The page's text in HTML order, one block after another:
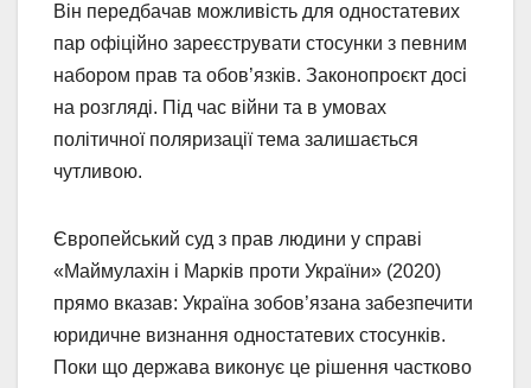
Він передбачав можливість для одностатевих
пар офіційно зареєструвати стосунки з певним
набором прав та обов’язків. Законопроєкт досі
на розгляді. Під час війни та в умовах
політичної поляризації тема залишається
чутливою.
Європейський суд з прав людини у справі
«Маймулахін і Марків проти України» (2020)
прямо вказав: Україна зобов’язана забезпечити
юридичне визнання одностатевих стосунків.
Поки що держава виконує це рішення частково